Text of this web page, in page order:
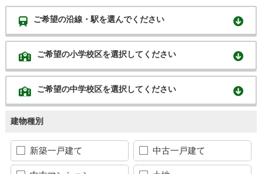
ご希望の沿線・駅を選んでください
ご希望の小学校区を選択してください
ご希望の中学校区を選択してください
建物種別
新築一戸建て 中古一戸建て